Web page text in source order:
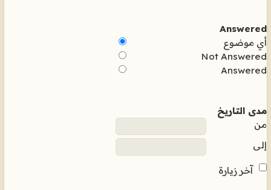
Answered
أي موضوع
Not Answered
Answered
مدى التاريخ
من
إلى
آخر زيارة